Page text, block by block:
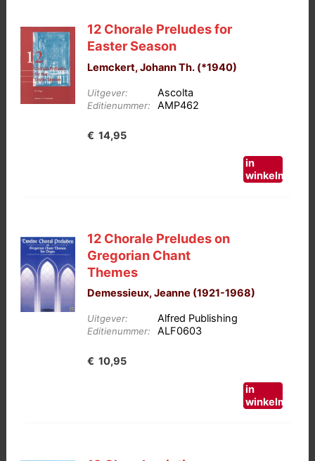
12 Chorale Preludes for
Easter Season
Lemckert, Johann Th. (*1940)
Uitgever: Ascolta
Editienummer: AMP462
€ 14,95
in
winkelmand
12 Chorale Preludes on
Gregorian Chant
Themes
Demessieux, Jeanne (1921-1968)
Uitgever: Alfred Publishing
Editienummer: ALF0603
€ 10,95
in
winkelmand